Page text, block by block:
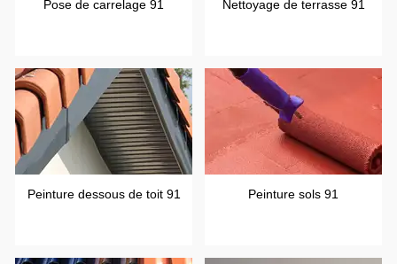
Pose de carrelage 91 Nettoyage de terrasse 91
Peinture dessous de toit 91 Peinture sols 91